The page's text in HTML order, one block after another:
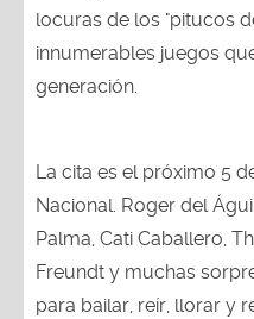
locuras de los "pitucos
innumerables juegos
generación.
La cita es el próximo 5
Nacional. Roger del
Palma, Cati Caballero,
Freundt y muchas
para bailar, reír, llorar y